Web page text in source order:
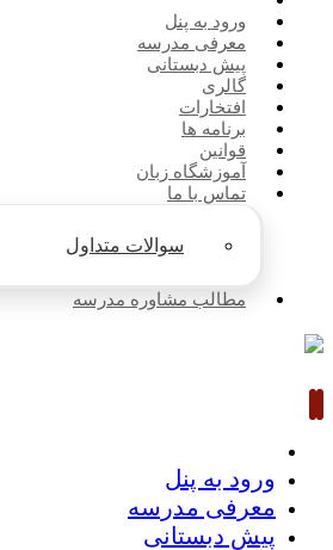
ورود به پنل
معرفی مدرسه
پیش دبستانی
گالری
افتخارات
برنامه ها
قوانین
آموزشگاه زبان
تماس با ما
سوالات متداول
مطالب مشاوره مدرسه
ورود به پنل
معرفی مدرسه
پیش دبستانی